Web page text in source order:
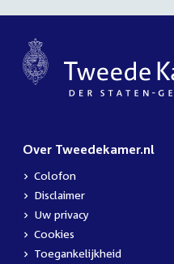
Over Tweedekamer.nl
Colofon
Disclaimer
Uw privacy
Cookies
Toegankelijkheid